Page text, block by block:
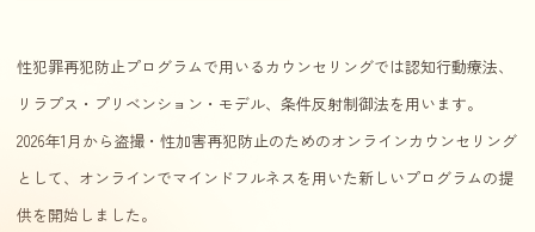
性犯罪再犯防止プログラムで用いるカウンセリングでは認知行動療法、
リラプス・プリベンション・モデル、条件反射制御法を用います。
2026年1月から盗撮・性加害再犯防止のためのオンラインカウンセリング
として、オンラインでマインドフルネスを用いた新しいプログラムの提
供を開始しました。